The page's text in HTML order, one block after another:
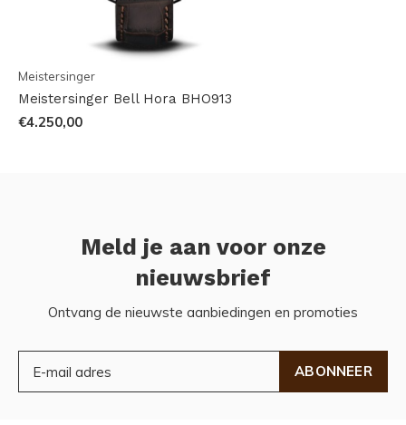
Meistersinger
Meistersinger Bell Hora BHO913
€4.250,00
Meld je aan voor onze
nieuwsbrief
Ontvang de nieuwste aanbiedingen en promoties
ABONNEER